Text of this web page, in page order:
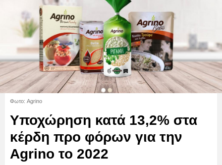
Φωτο: Agrino
Υποχώρηση κατά 13,2% στα
κέρδη προ φόρων για την
Agrino το 2022